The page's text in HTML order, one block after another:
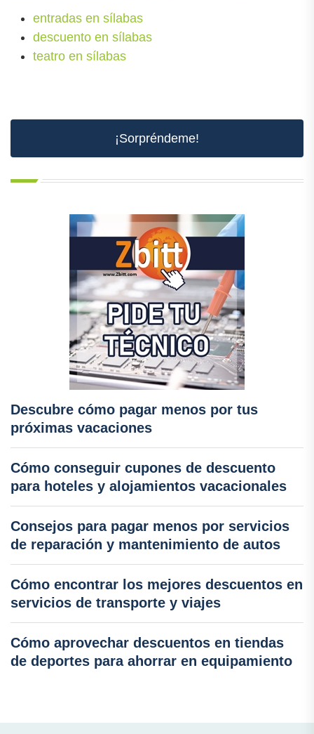
entradas en sílabas
descuento en sílabas
teatro en sílabas
¡Sorpréndeme!
Descubre cómo pagar menos por tus
próximas vacaciones
Cómo conseguir cupones de descuento
para hoteles y alojamientos vacacionales
Consejos para pagar menos por servicios
de reparación y mantenimiento de autos
Cómo encontrar los mejores descuentos en
servicios de transporte y viajes
Cómo aprovechar descuentos en tiendas
de deportes para ahorrar en equipamiento